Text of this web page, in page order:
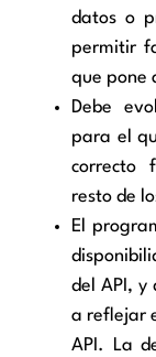
datos o
permitir
que pone
Debe
para el
correcto
resto de
El
del API, y
a reflejar
API. La